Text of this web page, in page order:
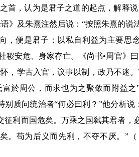
首，认为是君子之道的起点，解释
》及朱熹注然后说： “按照朱熹的说
，便是君子；以私自利益为主要思
安危、身家存亡。《尚书•周官》曰
，学古入官，议事以制，政乃不迷。
富於周公，而求也为之聚敛而附益之
别质问统治者“何必曰利？ ”他分析说
征利而国危矣。万乘之国弑其君者，
。苟为后义而先利，不夺不厌。 ”（